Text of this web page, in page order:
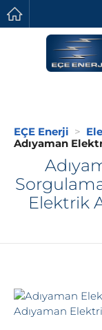
EÇE Enerji
Adıyaman
Elektrik